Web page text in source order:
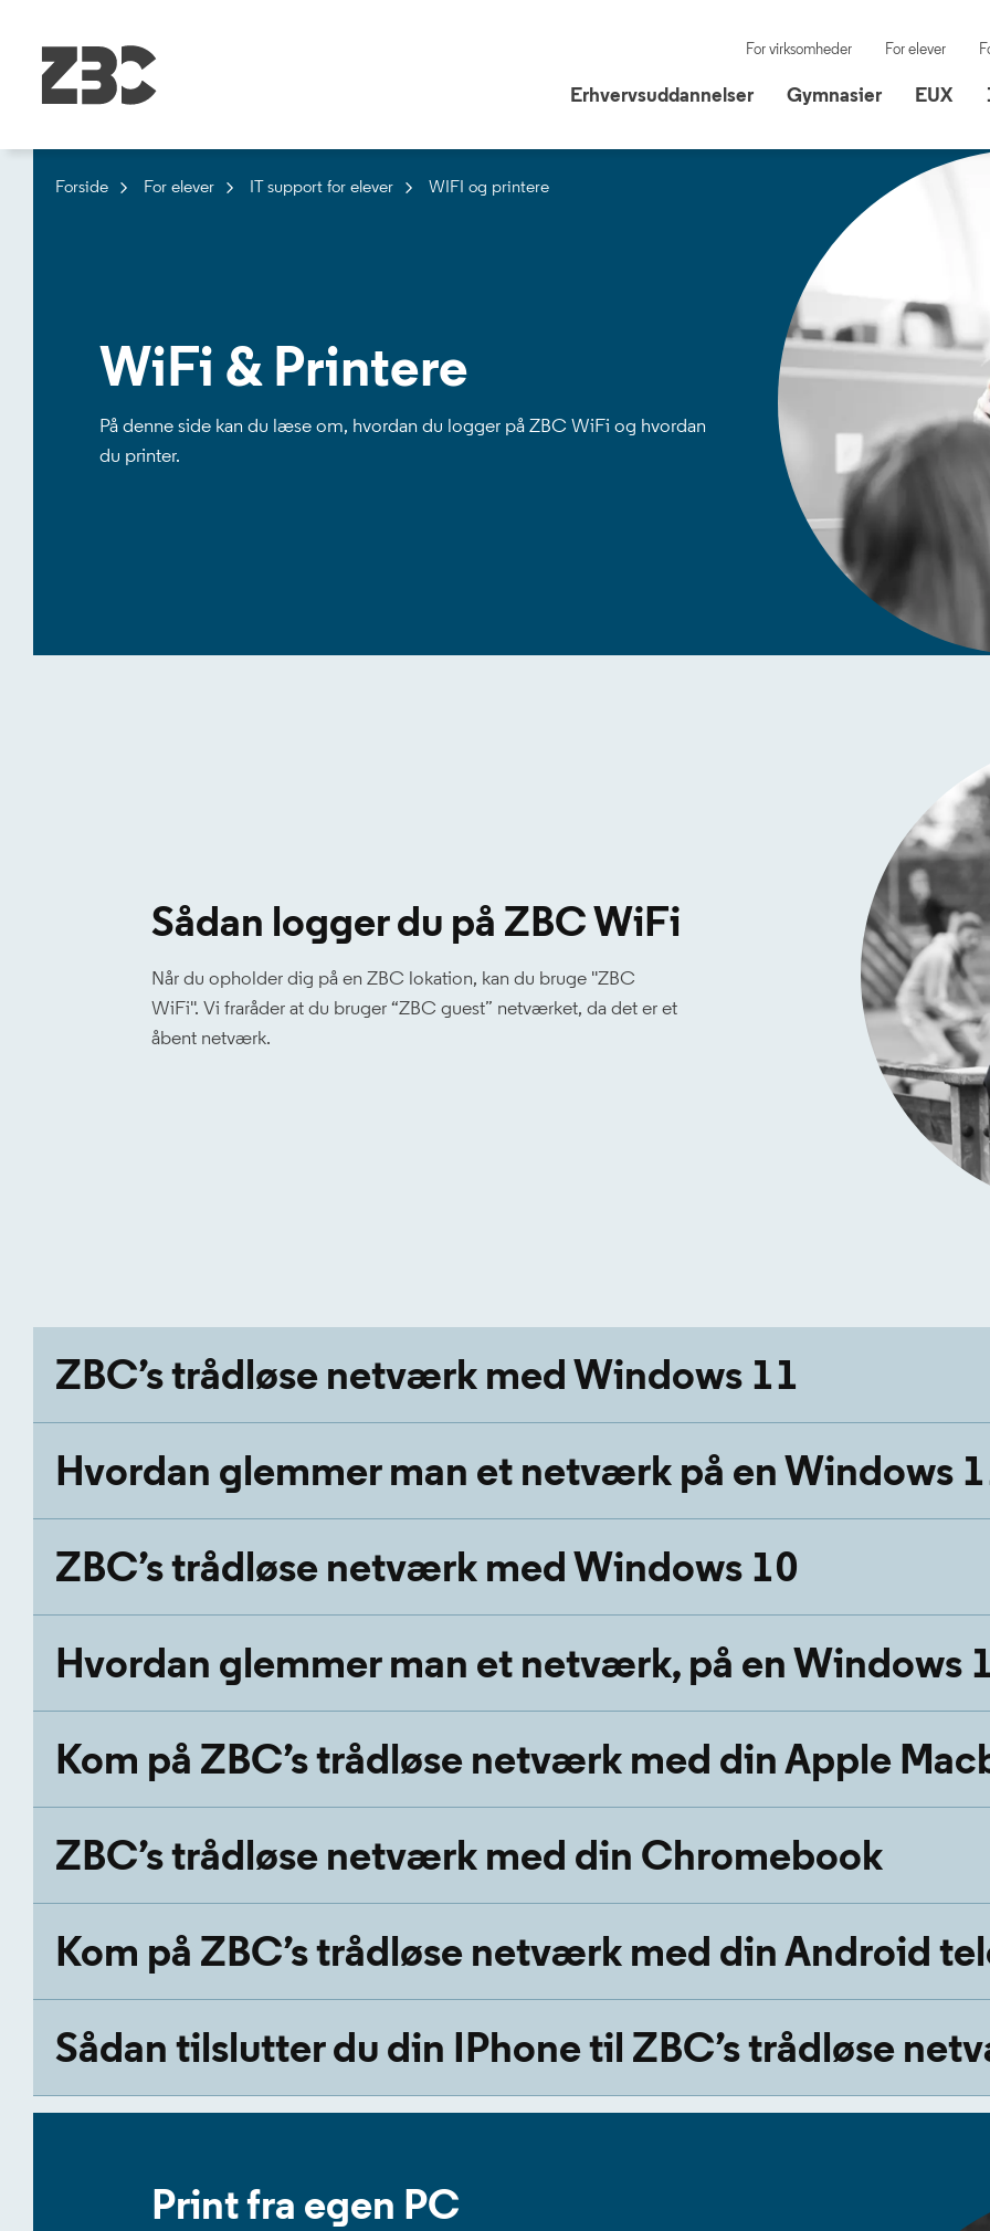
For virksomheder For elever
ErhvervsuddannelserErhvervsuddannelser
GymnasierGymnasier
EUXEUX
Forside For elever IT support for elever WIFI og printere
WiFi & Printere
På denne side kan du læse om, hvordan du logger på ZBC WiFi og hvordan
du printer.
Sådan logger du på ZBC WiFi
Når du opholder dig på en ZBC lokation, kan du bruge ''ZBC
WiFi''. Vi fraråder at du bruger “ZBC guest” netværket, da det er et
åbent netværk.
ZBC’s trådløse netværk med Windows 11
Hvordan glemmer man et netværk på en Windows
ZBC’s trådløse netværk med Windows 10
Hvordan glemmer man et netværk, på en Windows
Kom på ZBC’s trådløse netværk med din Apple
ZBC’s trådløse netværk med din Chromebook
Kom på ZBC’s trådløse netværk med din Android
Sådan tilslutter du din IPhone til ZBC’s trådløse
Print fra egen PC